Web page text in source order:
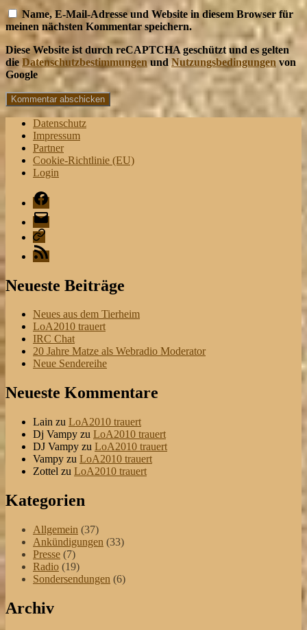
Name, E-Mail-Adresse und Website in diesem Browser für
meinen nächsten Kommentar speichern.
Diese Website ist durch reCAPTCHA geschützt und es gelten
die Datenschutzbestimmungen undNutzungsbedingungen von
Google
Datenschutz
Impressum
Partner
Cookie-Richtlinie (EU)
Login
Facebook
Mail
Playlist
RSS
Neueste Beiträge
Neues aus dem Tierheim
LoA2010 trauert
IRC Chat
20 Jahre Matze als Webradio Moderator
Neue Sendereihe
Neueste Kommentare
Lain zu LoA2010 trauert
Dj Vampy zu LoA2010 trauert
DJ Vampy zu LoA2010 trauert
Vampy zu LoA2010 trauert
Zottel zu LoA2010 trauert
Kategorien
Allgemein (37)
Ankündigungen (33)
Presse (7)
Radio (19)
Sondersendungen (6)
Archiv